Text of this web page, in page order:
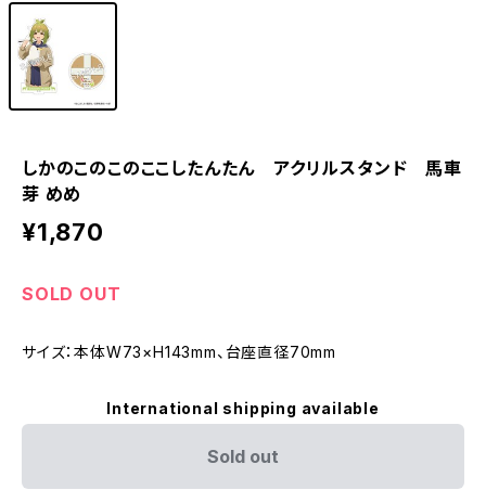
しかのこのこのここしたんたん アクリルスタンド 馬車
芽 めめ
¥1,870
SOLD OUT
サイズ：本体W73×H143mm、台座直径70mm
International shipping available
Sold out